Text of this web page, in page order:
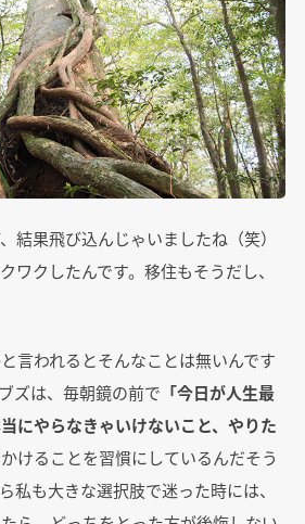
結果飛び込んじゃいましたね（笑）
ワクしたんです。移住もそうだし、
言われるとそんなことは無いんです
ズは、毎朝鏡の前で 「今日が人生最
にやらなきゃいけないこと、やりた
けることを習慣にしているんだそう
私も大きな選択肢で迷った時には、